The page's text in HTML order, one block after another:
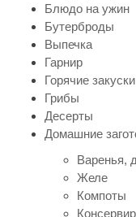
Блюдо на ужин
Бутерброды
Выпечка
Гарнир
Горячие закуски
Грибы
Десерты
Домашние
Варенья,
Желе
Компоты